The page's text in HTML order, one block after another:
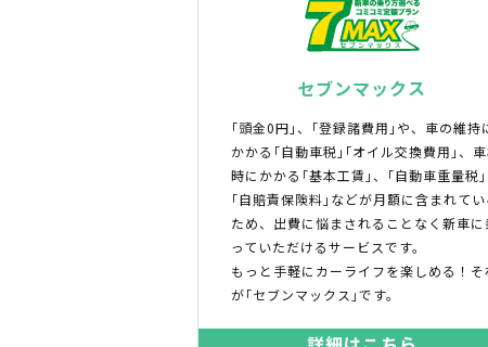
セブンマックス
｢頭金0円｣、｢登録諸費用｣や、車の維持
かかる｢自動車税｣｢オイル交換費用｣、
時にかかる｢基本工賃｣、｢自動車重量税｣
｢自賠責保険料｣などが月額に含まれてい
ため、出費に悩まされることなく新車に
っていただけるサービスです。
もっと手軽にカーライフを楽しめる！そ
が｢セブンマックス｣です。